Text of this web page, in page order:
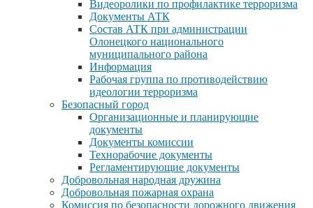
Видеоролики по профилактике терроризма
Документы АТК
Состав АТК при администрации
Олонецкого национального
муниципального района
Информация
Рабочая группа по противодействию
идеологии терроризма
Безопасный город
Организационные и планирующие
документы
Документы комиссии
Технорабочие документы
Регламентирующие документы
Добровольная народная дружина
Добровольная пожарная охрана
Комиссия по безопасности дорожного движения